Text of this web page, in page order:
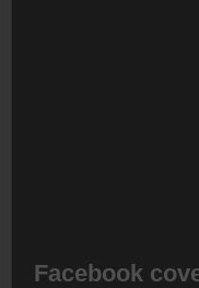
Facebook